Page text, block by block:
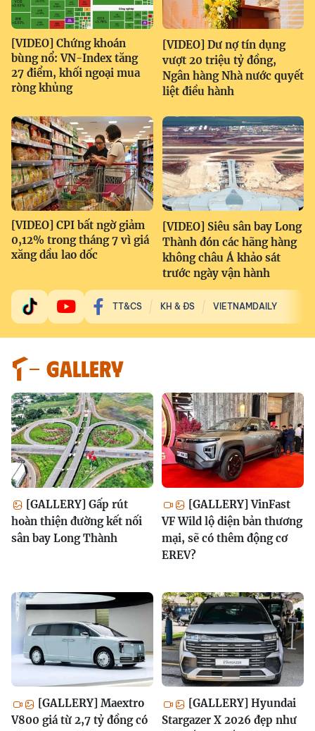
[VIDEO] Chứng khoán
bùng nổ: VN-Index tăng
27 điểm, khối ngoại mua
ròng khủng
[VIDEO] Dư nợ tín dụng
vượt 20 triệu tỷ đồng,
Ngân hàng Nhà nước quyết
liệt điều hành
[VIDEO] CPI bất ngờ giảm
0,12% trong tháng 7 vì giá
xăng dầu lao dốc
[VIDEO] Siêu sân bay Long
Thành đón các hãng hàng
không châu Á khảo sát
trước ngày vận hành
TT&CS KH & ĐS VIETNAMDAILY
GALLERY
[GALLERY] Gấp rút
hoàn thiện đường kết nối
sân bay Long Thành
[GALLERY] VinFast
VF Wild lộ diện bản thương
mại, sẽ có thêm động cơ
EREV?
[GALLERY] Maextro
V800 giá từ 2,7 tỷ đồng có
[GALLERY] Hyundai
Stargazer X 2026 đẹp như